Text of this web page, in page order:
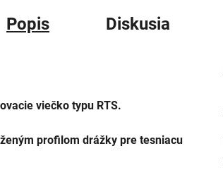
Popis Diskusia
viečko typu RTS.
profilom drážky pre tesniacu